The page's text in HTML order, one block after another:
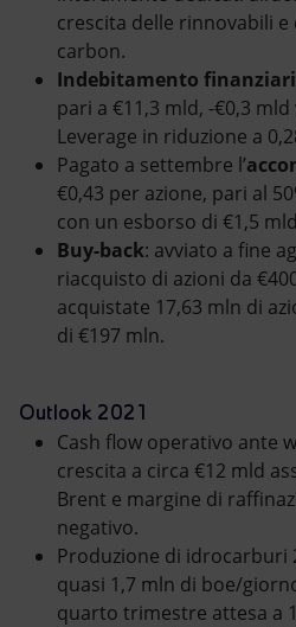
crescita delle rinnovabili e
carbon.
Indebitamento
pari a €11,3 mld, -€0,3
Leverage in riduzione a
Pagato a settembre l’
€0,43 per azione, pari al
con un esborso di €1,5
Buy-back: avviato a fine
riacquisto di azioni da
acquistate 17,63 mln di
di €197 mln.
Outlook 2021
Cash flow operativo ante
crescita a circa €12 mld
Brent e margine di
negativo.
Produzione di idrocarburi
quasi 1,7 mln di boe/
quarto trimestre attesa a